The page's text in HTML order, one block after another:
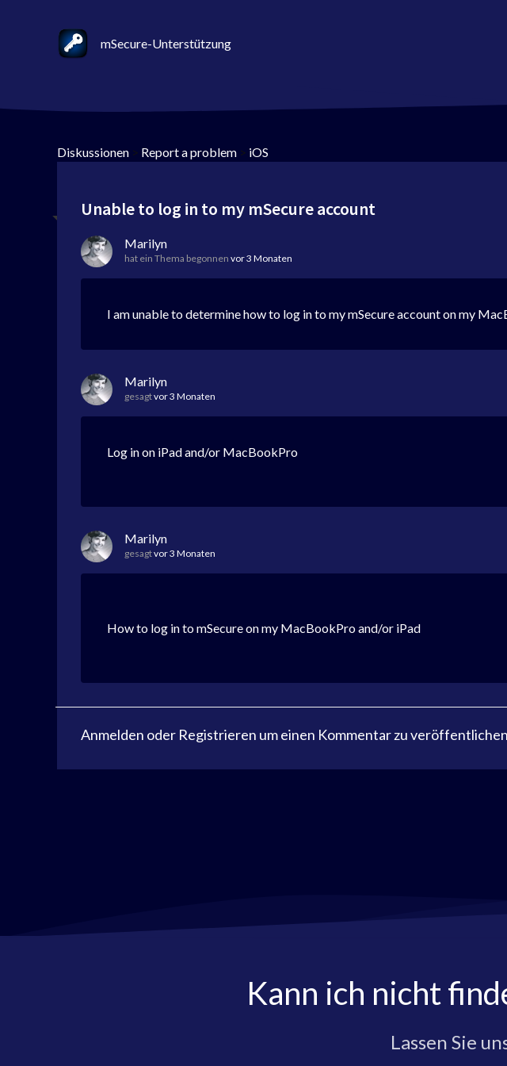
mSecure-Unterstützung
Diskussionen > Report a problem > iOS
Unable to log in to my mSecure account
Marilyn
hat ein Thema begonnen vor 3 Monaten
I am unable to determine how to log in to my mSecure account on my
Marilyn
gesagtvor 3 Monaten
Log in on iPad and/or MacBookPro
Marilyn
gesagtvor 3 Monaten
How to log in to mSecure on my MacBookPro and/or iPad
Anmelden oder Registrieren um einen Kommentar zu veröffentlichen
Kann ich nicht
Lassen Sie